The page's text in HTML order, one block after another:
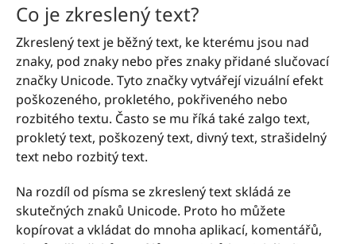
Co je zkreslený text?
Zkreslený text je běžný text, ke kterému jsou nad
znaky, pod znaky nebo přes znaky přidané slučovací
značky Unicode. Tyto značky vytvářejí vizuální efekt
poškozeného, prokletého, pokřiveného nebo
rozbitého textu. Často se mu říká také zalgo text,
prokletý text, poškozený text, divný text, strašidelný
text nebo rozbitý text.
Na rozdíl od písma se zkreslený text skládá ze
skutečných znaků Unicode. Proto ho můžete
kopírovat a vkládat do mnoha aplikací, komentářů,